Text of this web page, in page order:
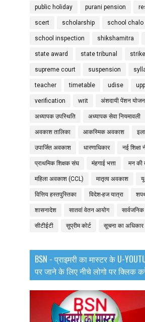
public holiday purani pension
scert scholarship school chalo
school inspection shikshamitra
state award state tribunal strike
supreme court suspension
teacher timetable udise
verification writ अंशदायी पेंशन
अध्यापक उपस्थिति अध्यापक सेवा नियमावली
अवकाश तालिका आकस्मिक अवकाश
उपार्जित अवकाश धारणाधिकार नई शिक्षा
प्राथमिक शिक्षक संघ मंहगाई भत्ता मन की
महिला अवकाश (CCL) मातृत्व अवकाश
वित्तिय हस्तपुस्तिका विदेश-हज यात्रा
शासनादेश सातवां वेतन आयोग
सीटीईटी सुप्रीम कोर्ट सूचना का अधिकार
BSN - प्राइमरी का मास्टर के U-
पर जाने के लिए नीचे लोगो पर क्लिक